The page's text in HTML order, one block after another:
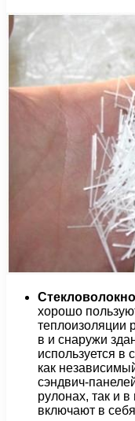
хорошо
теплоизоляции
в и снаружи
используется
как
сэндвич-
рулонах, так и
включают в